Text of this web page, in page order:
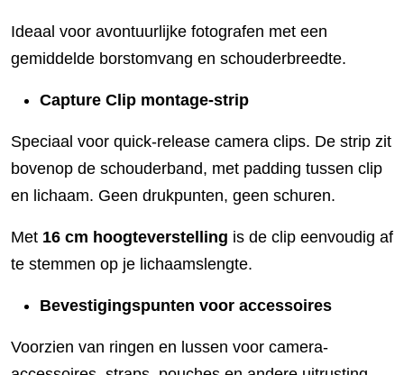
Ideaal voor avontuurlijke fotografen met een
gemiddelde borstomvang en schouderbreedte.
Capture Clip montage-strip
Speciaal voor quick-release camera clips. De strip zit
bovenop de schouderband, met padding tussen clip
en lichaam. Geen drukpunten, geen schuren.
Met 16 cm hoogteverstelling is de clip eenvoudig af
te stemmen op je lichaamslengte.
Bevestigingspunten voor accessoires
Voorzien van ringen en lussen voor camera-